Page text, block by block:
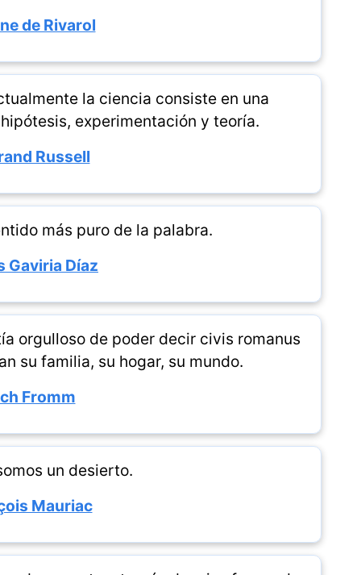
de Rivarol
la ciencia consiste en una
experimentación y teoría.
Russell
más puro de la palabra.
Gaviria Díaz
orgulloso de poder decir civis romanus
su familia, su hogar, su mundo.
Fromm
un desierto.
Mauriac